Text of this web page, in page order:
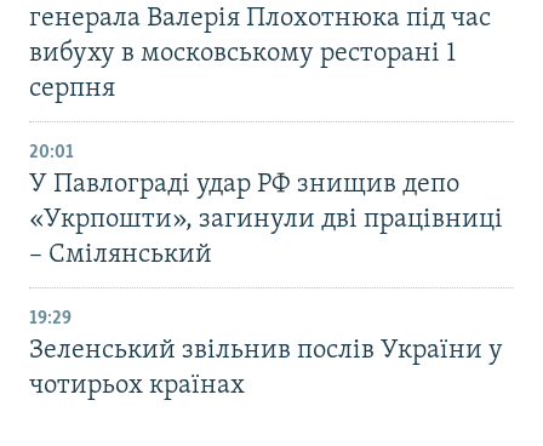
генерала Валерія Плохотнюка під час
вибуху в московському ресторані 1
серпня
20:01
У Павлограді удар РФ знищив депо
«Укрпошти», загинули дві працівниці
– Смілянський
19:29
Зеленський звільнив послів України у
чотирьох країнах